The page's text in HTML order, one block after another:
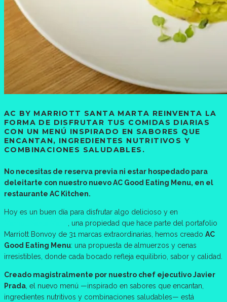
AC BY MARRIOTT SANTA MARTA REINVENTA LA
FORMA DE DISFRUTAR TUS COMIDAS DIARIAS
CON UN MENÚ INSPIRADO EN SABORES QUE
ENCANTAN, INGREDIENTES NUTRITIVOS Y
COMBINACIONES SALUDABLES.
No necesitas de reserva previa ni estar hospedado para
deleitarte con nuestro nuevo AC Good Eating Menu, en el
restaurante AC Kitchen.
Hoy es un buen día para disfrutar algo delicioso y en
, una propiedad que hace parte del portafolio
Marriott Bonvoy de 31 marcas extraordinarias, hemos creado AC
Good Eating Menu: una propuesta de almuerzos y cenas
irresistibles, donde cada bocado refleja equilibrio, sabor y calidad.
Creado magistralmente por nuestro chef ejecutivo Javier
Prada, el nuevo menú —inspirado en sabores que encantan,
ingredientes nutritivos y combinaciones saludables— está